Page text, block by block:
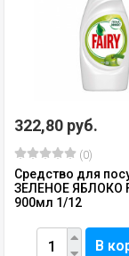
322,80 руб.
(0)
Средство для
ЗЕЛЕНОЕ ЯБЛОКО
900мл 1/12
В